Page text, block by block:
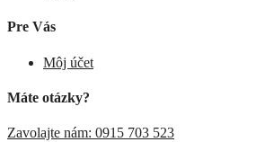
Pre Vás
Môj účet
Máte otázky?
Zavolajte nám: 0915 703 523